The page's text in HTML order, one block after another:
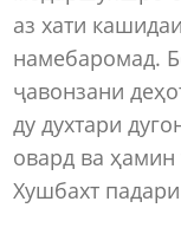
аз хати
намебаромад.
ҷавонзани
ду духтари
овард ва
Хушбахт